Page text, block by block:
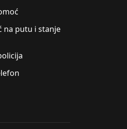
na putu i stanje